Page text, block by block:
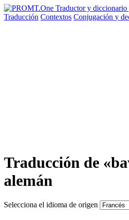
Traducción Contextos Conjugación y
Traducción de
alemán
Selecciona el idioma de origen